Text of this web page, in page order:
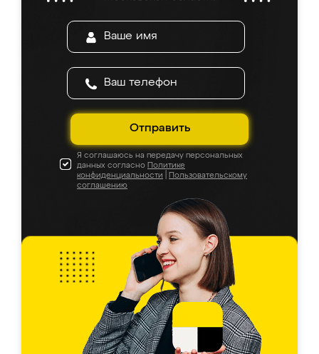
Отправить
Я соглашаюсь на передачу персональных
данных согласно Политике
конфиденциальности
Пользовательскому
соглашению